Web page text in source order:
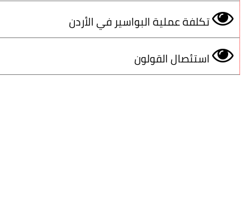
تكلفة عملية البواسير في الأردن
استئصال القولون